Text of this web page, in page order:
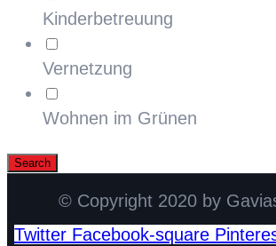
Kinderbetreuung
Vernetzung
Wohnen im Grünen
© Copyright 2020 by
Twitter Facebook-square